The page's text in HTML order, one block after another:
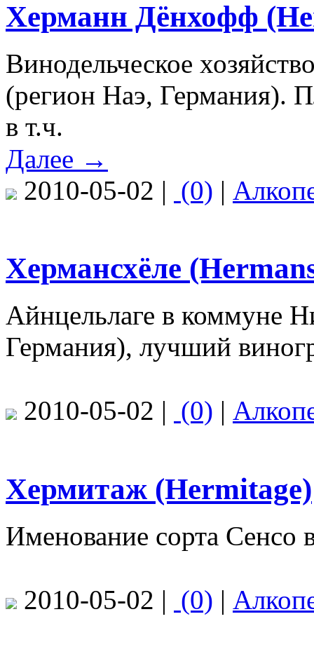
Херманн Дёнхофф
Винодельческое
(регион Наэ, Германия).
в т.ч.
Далее →
2010-05-02 | (0) |
Хермансхёле
Айнцельлаге в коммуне
Германия), лучший
2010-05-02 | (0) |
Хермитаж (Hermitage)
Именование сорта
2010-05-02 | (0) |